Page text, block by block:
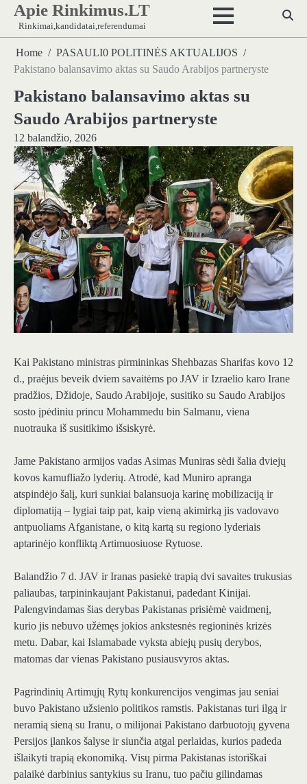
Skip
content
Apie Rinkimus.LT
Rinkimai,kandidatai,referendumai
Home
PASAULI0 POLITINĖS AKTUALIJOS
Pakistano balansavimo aktas su Saudo Arabijos partneryste
Pakistano balansavimo aktas su
Saudo Arabijos partneryste
12 balandžio, 2026
Kai Pakistano ministras pirmininkas Shehbazas Sharifas kovo 12
d., praėjus beveik dviem savaitėms po JAV ir Izraelio karo Irane
pradžios, Džidoje, Saudo Arabijoje, susitiko su Saudo Arabijos
sosto įpėdiniu princu Mohammedu bin Salmanu, viena
nuotrauka iš susitikimo išsiskyrė.
Jame Pakistano armijos vadas Asimas Muniras sėdi šalia dviejų
kovos kamufliažo lyderių. Atrodė, kad Muniro apranga
atspindėjo šalį, kuri sunkiai balansuoja karinę mobilizaciją ir
diplomatiją – lygiai taip pat, kaip vieną akimirką jis vadovavo
antpuoliams Afganistane, o kitą kartą su regiono lyderiais
aptarinėjo konfliktą Artimuosiuose Rytuose.
Balandžio 7 d. JAV ir Iranas pasiekė trapią dvi savaites trukusias
paliaubas, tarpininkaujant Pakistanui, padedant Kinijai.
Palengvindamas šias derybas Pakistanas prisiėmė vaidmenį,
kurio jis nebuvo užėmęs jokios ankstesnės regioninės krizės
metu. Dabar, kai Islamabade vyksta abiejų pusių derybos,
matomas dar vienas Pakistano pusiausvyros aktas.
Pagrindinių Artimųjų Rytų konkurencijos vengimas jau seniai
buvo Pakistano užsienio politikos ramstis. Pakistanas turi ilgą ir
neramią sieną su Iranu, o milijonai Pakistano darbuotojų gyvena
Persijos įlankos šalyse ir siunčia atgal perlaidas, kurios padeda
išlaikyti trapią ekonomiką. Visų pirma Pakistanas istoriškai
palaikė darbinius santykius su Iranu, tuo pačiu gilindamas